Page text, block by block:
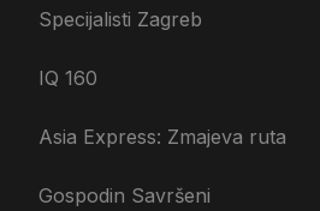
Specijalisti Zagreb
IQ 160
Asia Express: Zmajeva ruta
Gospodin Savršeni